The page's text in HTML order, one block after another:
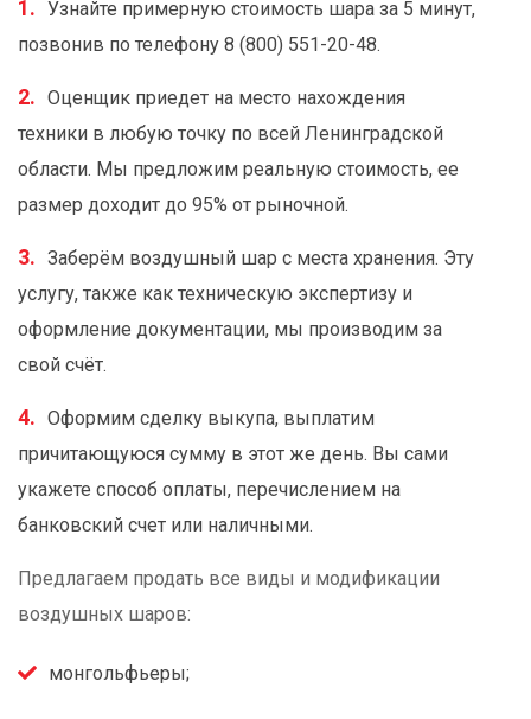
Узнайте примерную стоимость шара за 5 минут,
позвонив по телефону 8 (800) 551-20-48.
Оценщик приедет на место нахождения
техники в любую точку по всей Ленинградской
области. Мы предложим реальную стоимость, ее
размер доходит до 95% от рыночной.
Заберём воздушный шар с места хранения. Эту
услугу, также как техническую экспертизу и
оформление документации, мы производим за
свой счёт.
Оформим сделку выкупа, выплатим
причитающуюся сумму в этот же день. Вы сами
укажете способ оплаты, перечислением на
банковский счет или наличными.
Предлагаем продать все виды и модификации
воздушных шаров:
монгольфьеры;